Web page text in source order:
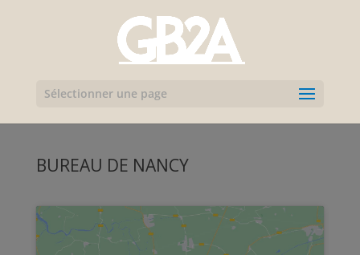
Sélectionner une page
BUREAU DE NANCY